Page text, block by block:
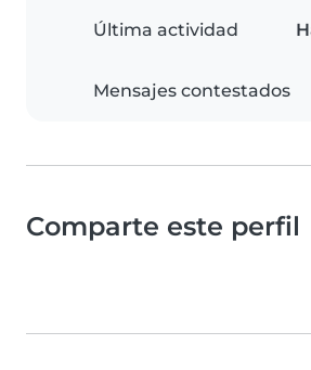
Última actividad
Mensajes contestados
Comparte este perfil